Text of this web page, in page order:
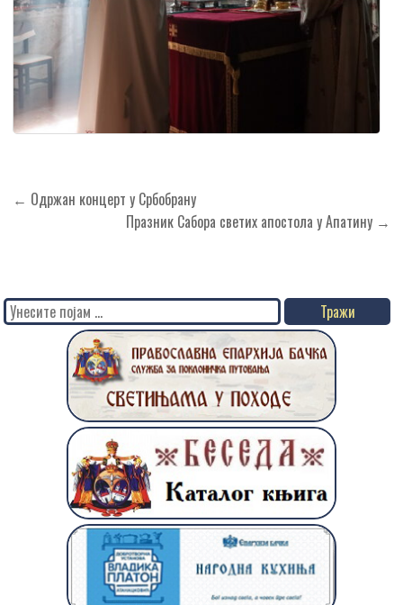
Кретање
← Одржан концерт у Србобрану
Празник Сабора светих апостола у Апатину →
Search
for: